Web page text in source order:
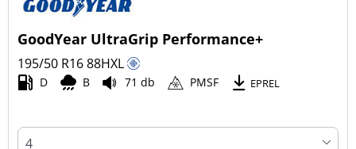
GoodYear UltraGrip Performance+
195/50 R1688HXL
D B 71 db PMSF EPREL